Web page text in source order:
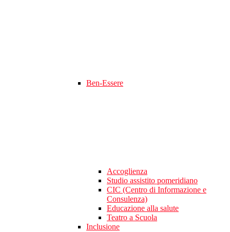
Ben-Essere
Accoglienza
Studio assistito pomeridiano
CIC (Centro di Informazione e
Consulenza)
Educazione alla salute
Teatro a Scuola
Inclusione